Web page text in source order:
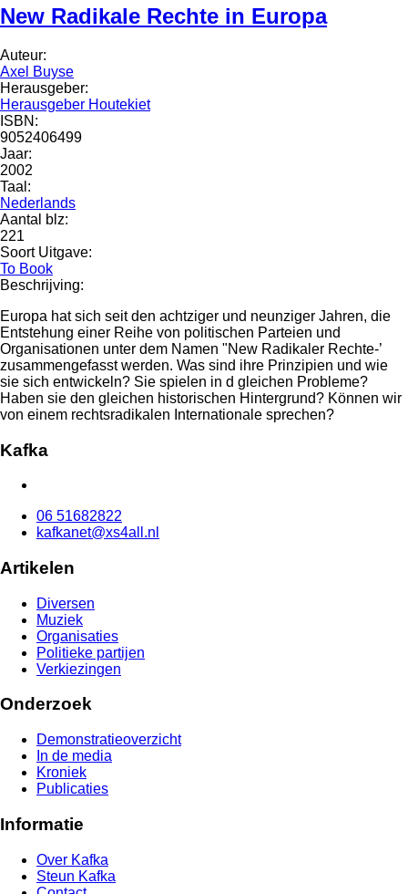
New Radikale Rechte in Europa
Auteur:
Axel Buyse
Herausgeber:
Herausgeber Houtekiet
ISBN:
9052406499
Jaar:
2002
Taal:
Nederlands
Aantal blz:
221
Soort Uitgave:
To Book
Beschrijving:
Europa hat sich seit den achtziger und neunziger Jahren, die
Entstehung einer Reihe von politischen Parteien und
Organisationen unter dem Namen "New Radikaler Rechte-’
zusammengefasst werden. Was sind ihre Prinzipien und wie
sie sich entwickeln? Sie spielen in d gleichen Probleme?
Haben sie den gleichen historischen Hintergrund? Können wir
von einem rechtsradikalen Internationale sprechen?
Kafka
06 51682822
kafkanet@xs4all.nl
Artikelen
Diversen
Muziek
Organisaties
Politieke partijen
Verkiezingen
Onderzoek
Demonstratieoverzicht
In de media
Kroniek
Publicaties
Informatie
Over Kafka
Steun Kafka